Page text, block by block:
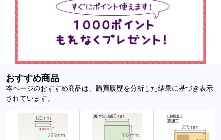
おすすめ商品
本ページのおすすめ商品は、購買履歴を分析した結果に基づき表示
されています。